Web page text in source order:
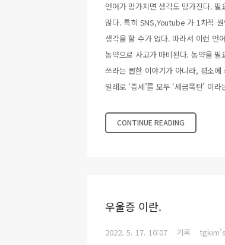
언어가 망가지면 생각도 망가진다.
많다. 특히 SNS,Youtube 가 1차적
생각을 할 수가 없다. 따라서 이런 언
농약으로 사고가 마비된다. 농약을
쓰라는 뻔한 이야기가 아니라, 평소
일례로 ‘증세’를 모두 ‘세금폭탄’ 이라
CONTINUE READING
우울증 이란.
2022. 5. 17. 10:07 기록 tgkim's